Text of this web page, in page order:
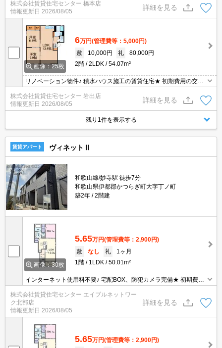
株式会社賃貸住宅センター 橋本店
情報更新日 2026/08/05
詳細を見る
画像：25枚
6万円(管理費等：5,000円)
敷
10,000円 礼
80,000円
2階
2LDK 54.07m²
リノベーション物件♪ 積水ハウス施工の賃貸住宅★ 初期費用の交渉
は、賃貸住宅センターまで！！
株式会社賃貸住宅センター 岩出店
情報更新日 2026/08/05
詳細を見る
残り1件を表示する
賃貸アパート ヴィネットⅡ
和歌山線/妙寺駅 徒歩7分
和歌山県伊都郡かつらぎ町大字丁ノ町
築2年
2階建
画像：30枚
5.65万円(管理費等：2,900円)
敷
なし 礼
1ヶ月
1階
1LDK 50.01m²
インターネット使用料不要♪ 宅配BOX、防犯カメラ完備★ 初期費用
の交渉は、賃貸住宅センターまで！！
株式会社賃貸住宅センター エイブルネットワー
ク北部店
情報更新日 2026/08/05
詳細を見る
5.65万円(管理費等：2,900円)